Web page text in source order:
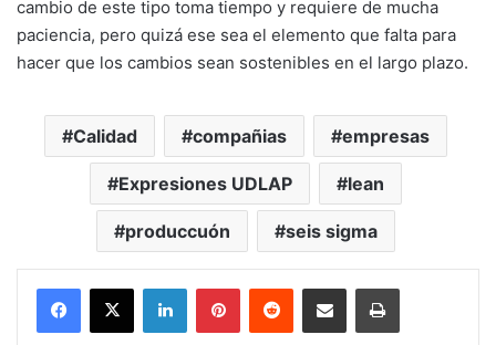
cambio de este tipo toma tiempo y requiere de mucha
paciencia, pero quizá ese sea el elemento que falta para
hacer que los cambios sean sostenibles en el largo plazo.
Calidad compañias empresas
Expresiones UDLAP lean
produccuón seis sigma
LinkedInPinterestReddit Share via Email Print